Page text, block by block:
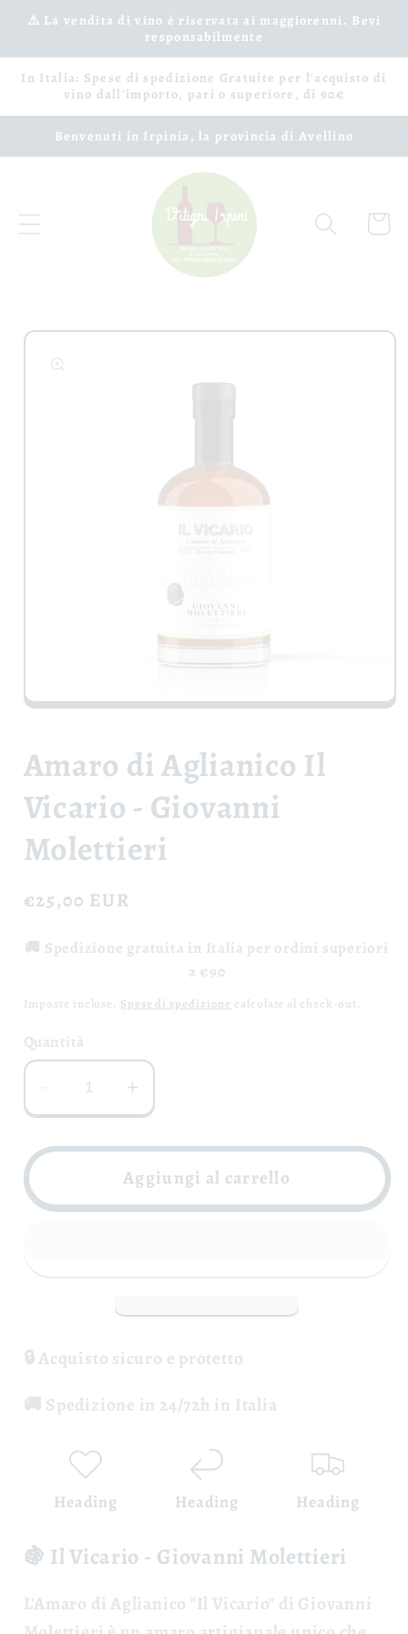
Vai
direttamente
⚠️ La vendita di vino è riservata ai maggiorenni. Bevi
responsabilmente
In Italia: Spese di spedizione Gratuite per l'acquisto di
vino dall'importo, pari o superiore, di 90€
Benvenuti in Irpinia, la provincia di Avellino
Carrello
Passa alle
informazioni
sul prodotto
Apri
in
finestra
Amaro di Aglianico Il
Vicario - Giovanni
Molettieri
Prezzo
listino
€25,00 EUR
🚚 Spedizione gratuita in Italia per ordini superiori
a €90
Imposte incluse. Spese di spedizione calcolate al check-out.
Quantità
Diminuisci
quantità
per
di
Giovanni
Aumenta
quantità
per
Amaro
Giovanni
Aggiungi al carrello
🔒 Acquisto sicuro e protetto
🚚 Spedizione in 24/72h in Italia
Heading Heading Heading
🍇 Il Vicario - Giovanni Molettieri
L'Amaro di Aglianico "Il Vicario" di Giovanni